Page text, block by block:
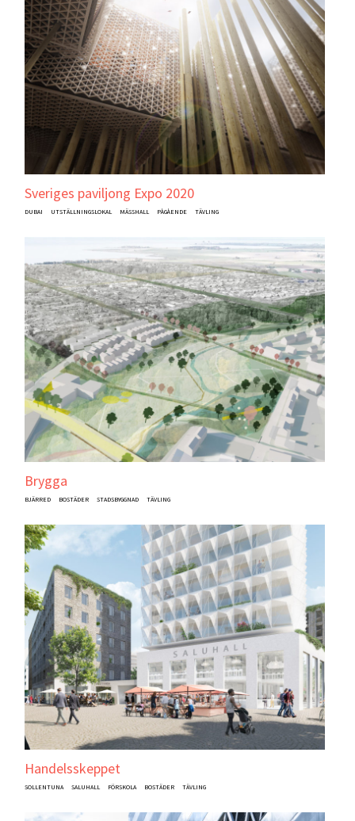
Sveriges paviljong Expo 2020
DUBAI UTSTÄLLNINGSLOKAL MÄSSHALL PÅGÅENDE TÄVLING
Brygga
BJÄRRED BOSTÄDER STADSBYGGNAD TÄVLING
Handelsskeppet
SOLLENTUNA SALUHALL FÖRSKOLA BOSTÄDER TÄVLING